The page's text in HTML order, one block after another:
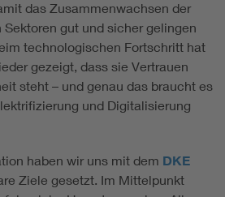
das Zusammenwachsen der
gut und sicher gelingen
technologischen Fortschritt hat
gezeigt, dass sie Vertrauen
steht – und genau das braucht es
und Digitalisierung
haben wir uns mit dem DKE
Ziele gesetzt. Im Mittelpunkt